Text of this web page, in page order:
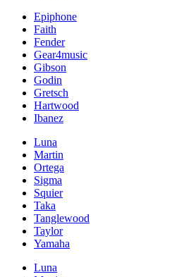
Epiphone
Faith
Fender
Gear4music
Gibson
Godin
Gretsch
Hartwood
Ibanez
Luna
Martin
Ortega
Sigma
Squier
Taka
Tanglewood
Taylor
Yamaha
Luna